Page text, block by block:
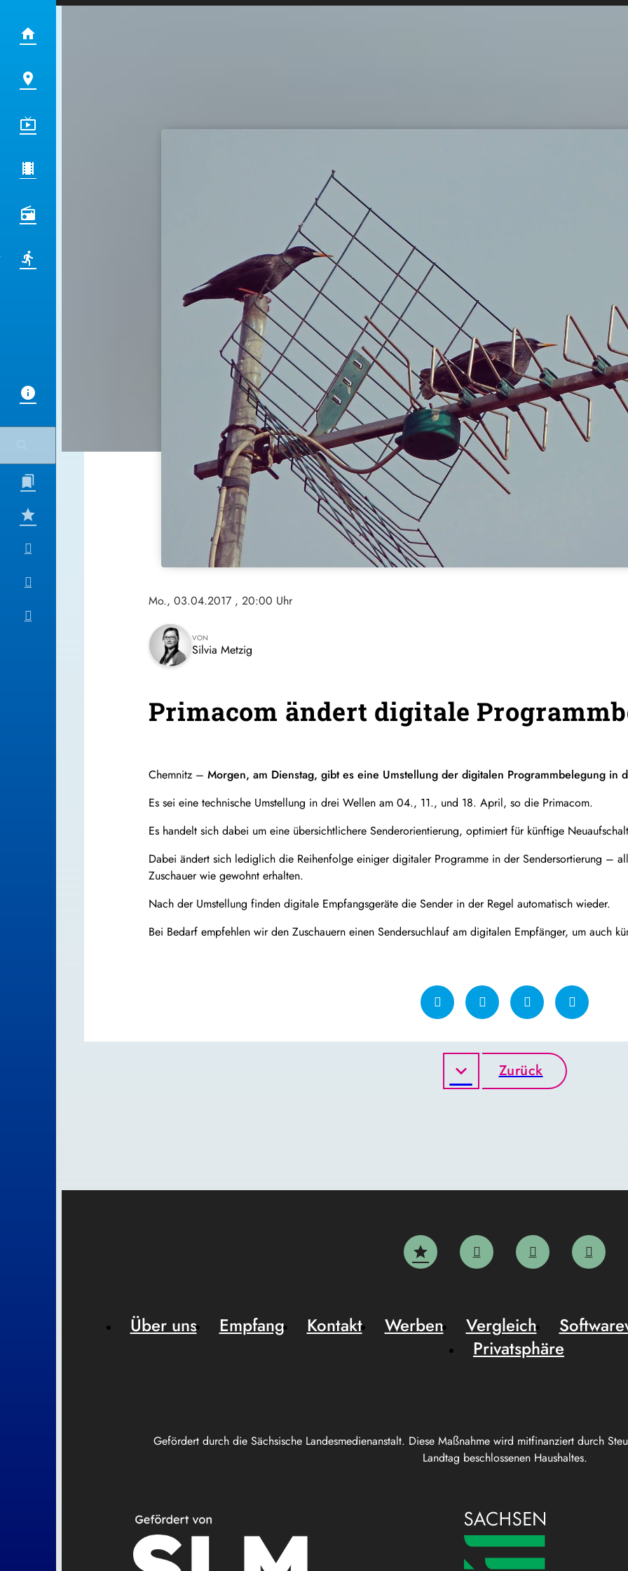
Mo., 03.04.2017 , 20:00 Uhr
VON
Silvia Metzig
Primacom ändert digitale
Chemnitz – Morgen, am Dienstag, gibt es eine Umstellung der digitalen Programmbelegung in
Es sei eine technische Umstellung in drei Wellen am 04., 11., und 18. April, so die Primacom.
Es handelt sich dabei um eine übersichtlichere Senderorientierung, optimiert für künftige
Dabei ändert sich lediglich die Reihenfolge einiger digitaler Programme in der Sendersortierung –
Zuschauer wie gewohnt erhalten.
Nach der Umstellung finden digitale Empfangsgeräte die Sender in der Regel automatisch wieder.
Bei Bedarf empfehlen wir den Zuschauern einen Sendersuchlauf am digitalen Empfänger, um auch
Zurück
Gefördert durch die Sächsische Landesmedienanstalt. Diese Maßnahme wird mitfinanziert durch
Landtag beschlossenen Haushaltes.
Über uns Empfang Kontakt Werben Vergleich
Privatsphäre